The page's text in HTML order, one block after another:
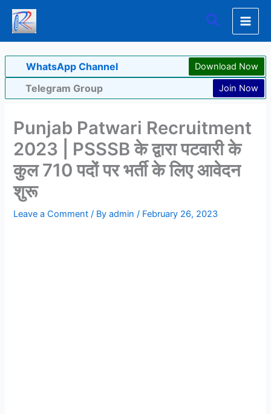
Skip
content
Search
WhatsApp Channel Download Now
Telegram Group Join Now
Punjab Patwari Recruitment
2023 | PSSSB के द्वारा पटवारी के
कुल 710 पदों पर भर्ती के लिए आवेदन
शुरू
Leave a Comment / Byadmin/ February 26, 2023